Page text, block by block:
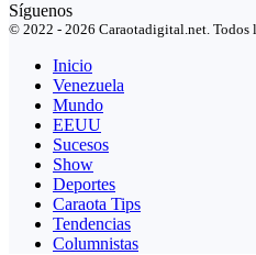
Síguenos
© 2022 - 2026 Caraotadigital.net. Todos
Inicio
Venezuela
Mundo
EEUU
Sucesos
Show
Deportes
Caraota Tips
Tendencias
Columnistas